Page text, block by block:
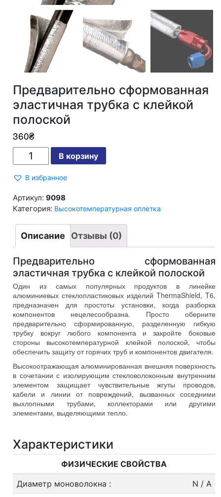
Предварительно сформованная
эластичная трубка с клейкой
полоской
360₴
сформованная
трубка
клейкой
полоской
В корзину
В избранное
Артикул:9098
Категория: Высокотемпературная оплетка
Описание Отзывы (0)
Предварительно сформованная
эластичная трубка с клейкой полоской
Один из самых популярных продуктов в линейке
алюминиевых стеклопластиковых изделий ThermaShield, T6,
предназначен для простоты установки, когда разборка
компонентов нецелесообразна. Просто оберните
предварительно сформированную, разделенную гибкую
трубку вокруг любого компонента и закройте боковые
стороны высокотемпературной клейкой полоской, чтобы
обеспечить защиту от горячих труб и компонентов двигателя.
Высокоотражающая алюминированная внешняя поверхность
в сочетании с изолирующим стекловолоконным внутренним
элементом защищает чувствительные жгуты проводов,
кабели и линии от повреждений, вызванных соседними
выхлопными трубами, коллекторами или другими
элементами, выделяющими тепло.
Характеристики
ФИЗИЧЕСКИЕ СВОЙСТВА
Диаметр моноволокна :
N / A